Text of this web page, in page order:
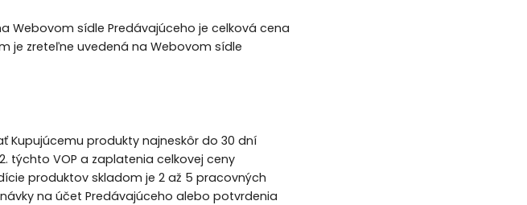
Webovom sídle Predávajúceho je celková cena
je zreteľne uvedená na Webovom sídle
Kupujúcemu produkty najneskôr do 30 dní
týchto VOP a zaplatenia celkovej ceny
produktov skladom je 2 až 5 pracovných
na účet Predávajúceho alebo potvrdenia